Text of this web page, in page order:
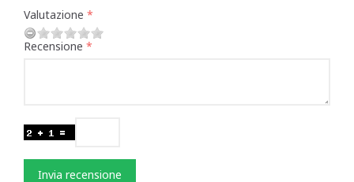
Valutazione
Recensione
Invia recensione